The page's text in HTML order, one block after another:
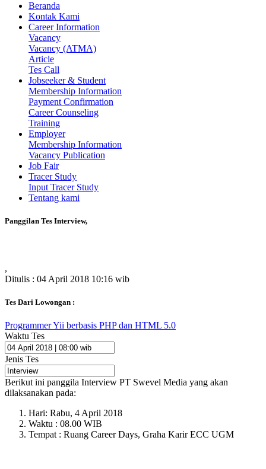
Beranda
Kontak Kami
Career Information
Vacancy
Vacancy (ATMA)
Article
Tes Call
Jobseeker & Student
Membership Information
Payment Confirmation
Career Counseling
Training
Employer
Membership Information
Vacancy Publication
Job Fair
Tracer Study
Input Tracer Study
Tentang kami
Panggilan Tes Interview,
,
Ditulis : 04 April 2018 10:16 wib
Tes Dari Lowongan :
Programmer Yii berbasis PHP dan HTML 5.0
Waktu Tes
Jenis Tes
Berikut ini panggila Interview PT Swevel Media yang akan
dilaksanakan pada:
Hari: Rabu, 4 April 2018
Waktu : 08.00 WIB
Tempat : Ruang Career Days, Graha Karir ECC UGM